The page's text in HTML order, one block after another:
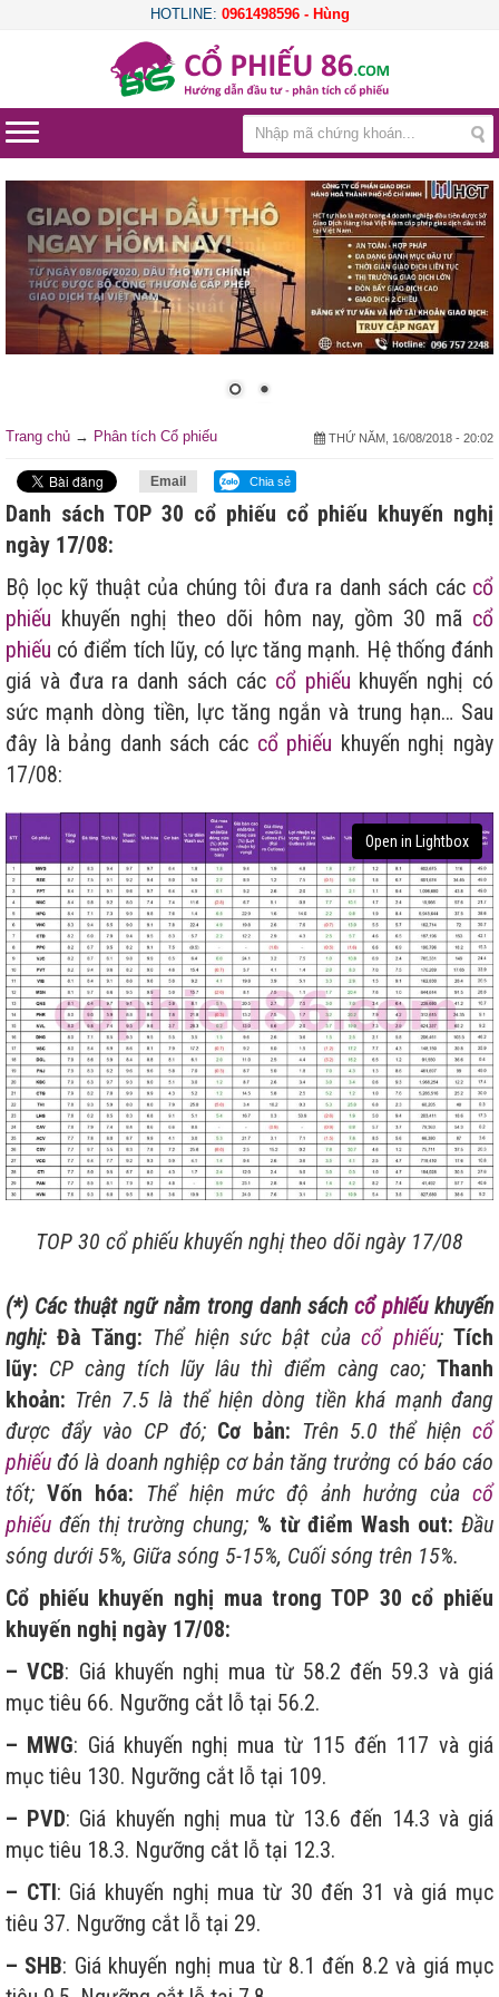
HOTLINE: 0961498596 - Hùng
Trang chủ → Phân tích Cổ phiếu THỨ NĂM, 16/08/2018 - 20:02
Email Chia sẻ
Danh sách TOP 30 cổ phiếu cổ phiếu khuyến nghị
ngày 17/08:
Bộ lọc kỹ thuật của chúng tôi đưa ra danh sách các cổ
phiếu khuyến nghị theo dõi hôm nay, gồm 30 mã cổ
phiếu có điểm tích lũy, có lực tăng mạnh. Hệ thống đánh
giá và đưa ra danh sách các cổ phiếu khuyến nghị có
sức mạnh dòng tiền, lực tăng ngắn và trung hạn… Sau
đây là bảng danh sách các cổ phiếu khuyến nghị ngày
17/08:
Open in Lightbox
TOP 30 cổ phiếu khuyến nghị theo dõi ngày 17/08
(*) Các thuật ngữ nằm trong danh sách cổ phiếukhuyến
nghị:Đà Tăng: Thể hiện sức bật củacổ phiếu;Tích
lũy: CP càng tích lũy lâu thì điểm càng cao; Thanh
khoản: Trên 7.5 là thể hiện dòng tiền khá mạnh đang
được đẩy vào CP đó; Cơ bản: Trên 5.0 thể hiệncổ
phiếu đó là doanh nghiệp cơ bản tăng trưởng có báo cáo
tốt; Vốn hóa: Thể hiện mức độ ảnh hưởng củacổ
phiếu đến thị trường chung; % từ điểm Wash out: Đầu
sóng dưới 5%, Giữa sóng 5-15%, Cuối sóng trên 15%.
Cổ phiếu khuyến nghị mua trong TOP 30 cổ phiếu
khuyến nghị ngày 17/08:
– VCB: Giá khuyến nghị mua từ 58.2 đến 59.3 và giá
mục tiêu 66. Ngưỡng cắt lỗ tại 56.2.
– MWG: Giá khuyến nghị mua từ 115 đến 117 và giá
mục tiêu 130. Ngưỡng cắt lỗ tại 109.
– PVD: Giá khuyến nghị mua từ 13.6 đến 14.3 và giá
mục tiêu 18.3. Ngưỡng cắt lỗ tại 12.3.
– CTI: Giá khuyến nghị mua từ 30 đến 31 và giá mục
tiêu 37. Ngưỡng cắt lỗ tại 29.
– SHB: Giá khuyến nghị mua từ 8.1 đến 8.2 và giá mục